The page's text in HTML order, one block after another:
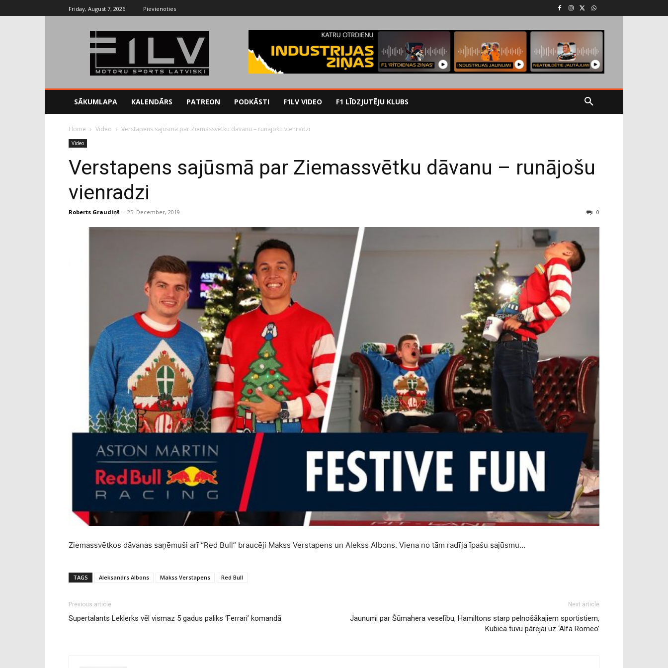
Friday, August 7, 2026 Pievienoties
SĀKUMLAPA KALENDĀRS PATREON PODKĀSTI F1LV VIDEO F1 LĪDZJUTĒJU KLUBS
Home Video Verstapens sajūsmā par Ziemassvētku dāvanu – runājošu vienradzi
Video
Verstapens sajūsmā par Ziemassvētku dāvanu – runājošu
vienradzi
Roberts Graudiņš - 25. December, 2019 0
Ziemassvētkos dāvanas saņēmuši arī “Red Bull” braucēji Makss Verstapens un Alekss Albons. Viena no tām radīja īpašu sajūsmu…
TAGS Aleksandrs Albons Makss Verstapens Red Bull
Previous article
Supertalants Leklerks vēl vismaz 5 gadus paliks ‘Ferrari’ komandā
Next article
Jaunumi par Šūmahera veselību, Hamiltons starp pelnošākajiem sportistiem,
Kubica tuvu pārejai uz ‘Alfa Romeo’